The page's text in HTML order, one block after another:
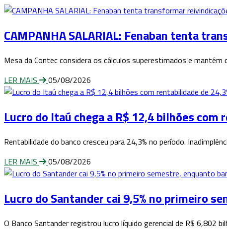
CAMPANHA SALARIAL: Fenaban tenta
Mesa da Contec considera os cálculos superestimados e
LER MAIS
05/08/2026
Lucro do Itaú chega a R$ 12,4 bilhões com
Rentabilidade do banco cresceu para 24,3% no período.
LER MAIS
05/08/2026
Lucro do Santander cai 9,5% no primeiro
O Banco Santander registrou lucro líquido gerencial de R$ 6,802